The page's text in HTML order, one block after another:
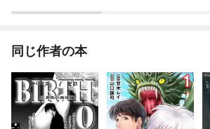
同じ作者の本